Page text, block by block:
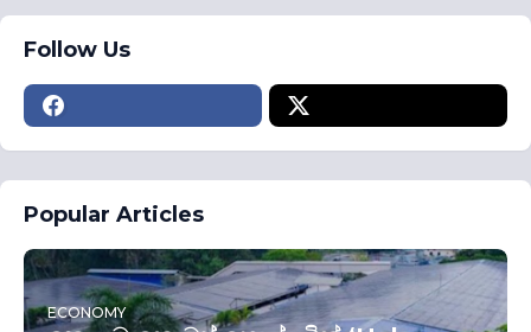
Follow Us
Popular Articles
ECONOMY